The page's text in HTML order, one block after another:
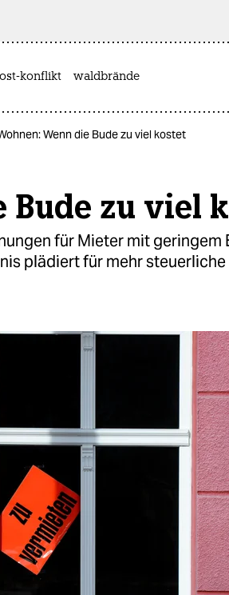
konflikt waldbrände
Wenn die Bude zu viel kostet
Bude zu viel
für Mieter mit geringem
plädiert für mehr